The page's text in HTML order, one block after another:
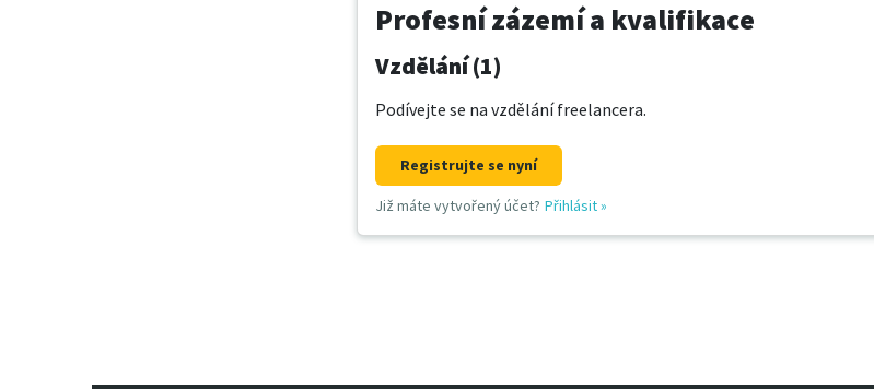
Profesní zázemí a kvalifikace
Vzdělání (1)
Podívejte se na vzdělání freelancera.
Registrujte se nyní
Již máte vytvořený účet? Přihlásit»